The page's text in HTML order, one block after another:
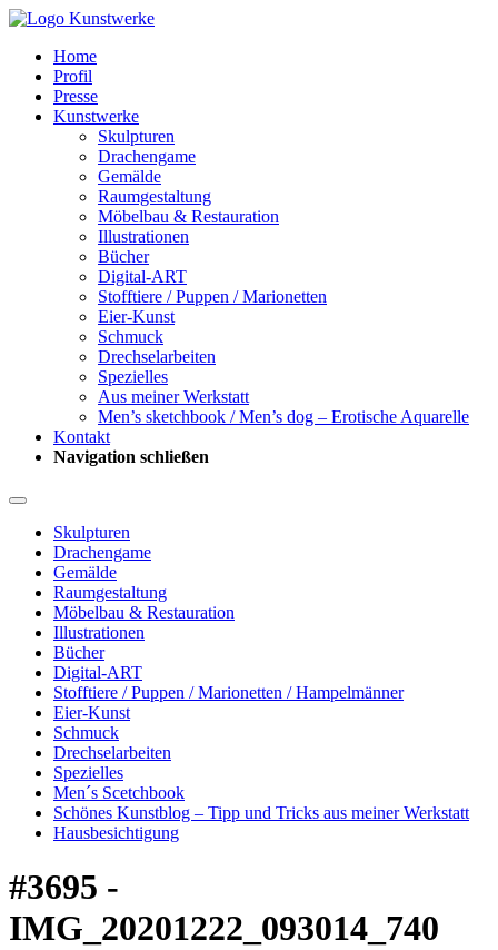
Home
Profil
Presse
Kunstwerke
Skulpturen
Drachengame
Gemälde
Raumgestaltung
Möbelbau & Restauration
Illustrationen
Bücher
Digital-ART
Stofftiere / Puppen / Marionetten
Eier-Kunst
Schmuck
Drechselarbeiten
Spezielles
Aus meiner Werkstatt
Men’s sketchbook / Men’s dog – Erotische Aquarelle
Kontakt
Navigation schließen
Skulpturen
Drachengame
Gemälde
Raumgestaltung
Möbelbau & Restauration
Illustrationen
Bücher
Digital-ART
Stofftiere / Puppen / Marionetten / Hampelmänner
Eier-Kunst
Schmuck
Drechselarbeiten
Spezielles
Men´s Scetchbook
Schönes Kunstblog – Tipp und Tricks aus meiner Werkstatt
Hausbesichtigung
#3695 -
IMG_20201222_093014_740